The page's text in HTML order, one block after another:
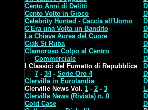
Cento Anni di Delitti
Cento Volte in Gioco
Celebrity Hunted - Caccia all'Uomo
C'Era una Volta un Bandito
La Chiave Aurea del Cuore
Ciak Si Ruba
Clamoroso Colpo al Centro
Commerciale
I Classici del Fumetto di Repubblica
7 - 34- Serie Oro 4
Clerville in Eurolandia
Clerville News Vol. 1 - 2 - 3
Clerville News (Rivista) n. 0
Cold Case